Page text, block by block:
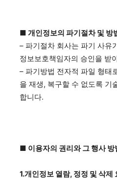
■ 개인정보의 파기절차 및 방
– 파기절차 회사는 파기 사유
정보보호책임자의 승인을 받
– 파기방법 전자적 파일 형태
을 재생, 복구할 수 없도록 기
합니다.
■ 이용자의 권리와 그 행사 방
1.개인정보 열람, 정정 및 삭제